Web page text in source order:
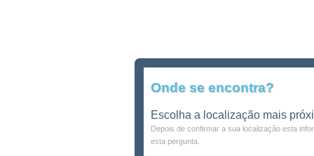
Onde se encontra?
Escolha a localização mais
Depois de confirmar a sua localização esta
esta pergunta.